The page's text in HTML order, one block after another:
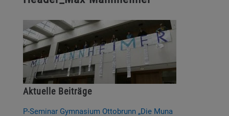
Aktuelle Beiträge
P-Seminar Gymnasium Ottobrunn „Die Muna